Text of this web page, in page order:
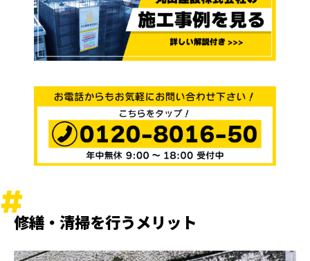
修繕・清掃を行うメリット